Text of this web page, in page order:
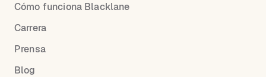
Cómo funciona Blacklane
Carrera
Prensa
Blog